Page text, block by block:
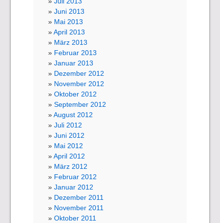
Juni 2013
Mai 2013
April 2013
März 2013
Februar 2013
Januar 2013
Dezember 2012
November 2012
Oktober 2012
September 2012
August 2012
Juli 2012
Juni 2012
Mai 2012
April 2012
März 2012
Februar 2012
Januar 2012
Dezember 2011
November 2011
Oktober 2011